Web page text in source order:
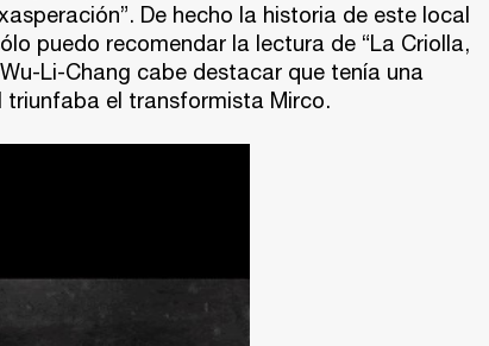
De hecho la historia de este local
puedo recomendar la lectura de “La Criolla,
Li-Chang cabe destacar que tenía una
triunfaba el transformista Mirco.